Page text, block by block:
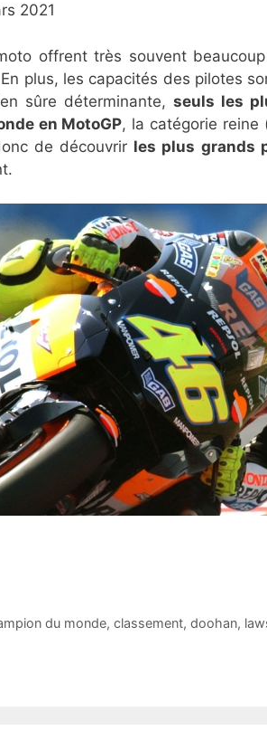
2021
offrent très souvent
plus, les capacités des pilotes
sûre déterminante, seuls les
en MotoGP, la catégorie reine
de découvrir les plus grands
du monde, classement, doohan,